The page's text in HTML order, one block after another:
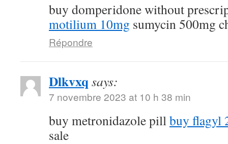
buy domperidone without
motilium 10mg sumycin 500mg
Répondre
Dlkvxq says:
7 novembre 2023 at 10 h 38 min
buy metronidazole pillbuy flagyl
sale